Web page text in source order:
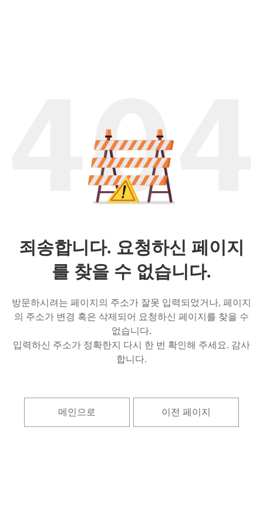
죄송합니다. 요청하신 페이지
를 찾을 수 없습니다.
방문하시려는 페이지의 주소가 잘못 입력되었거나, 페이지
의 주소가 변경 혹은 삭제되어 요청하신 페이지를 찾을 수
없습니다.
입력하신 주소가 정확한지 다시 한 번 확인해 주세요. 감사
합니다.
메인으로 이전 페이지